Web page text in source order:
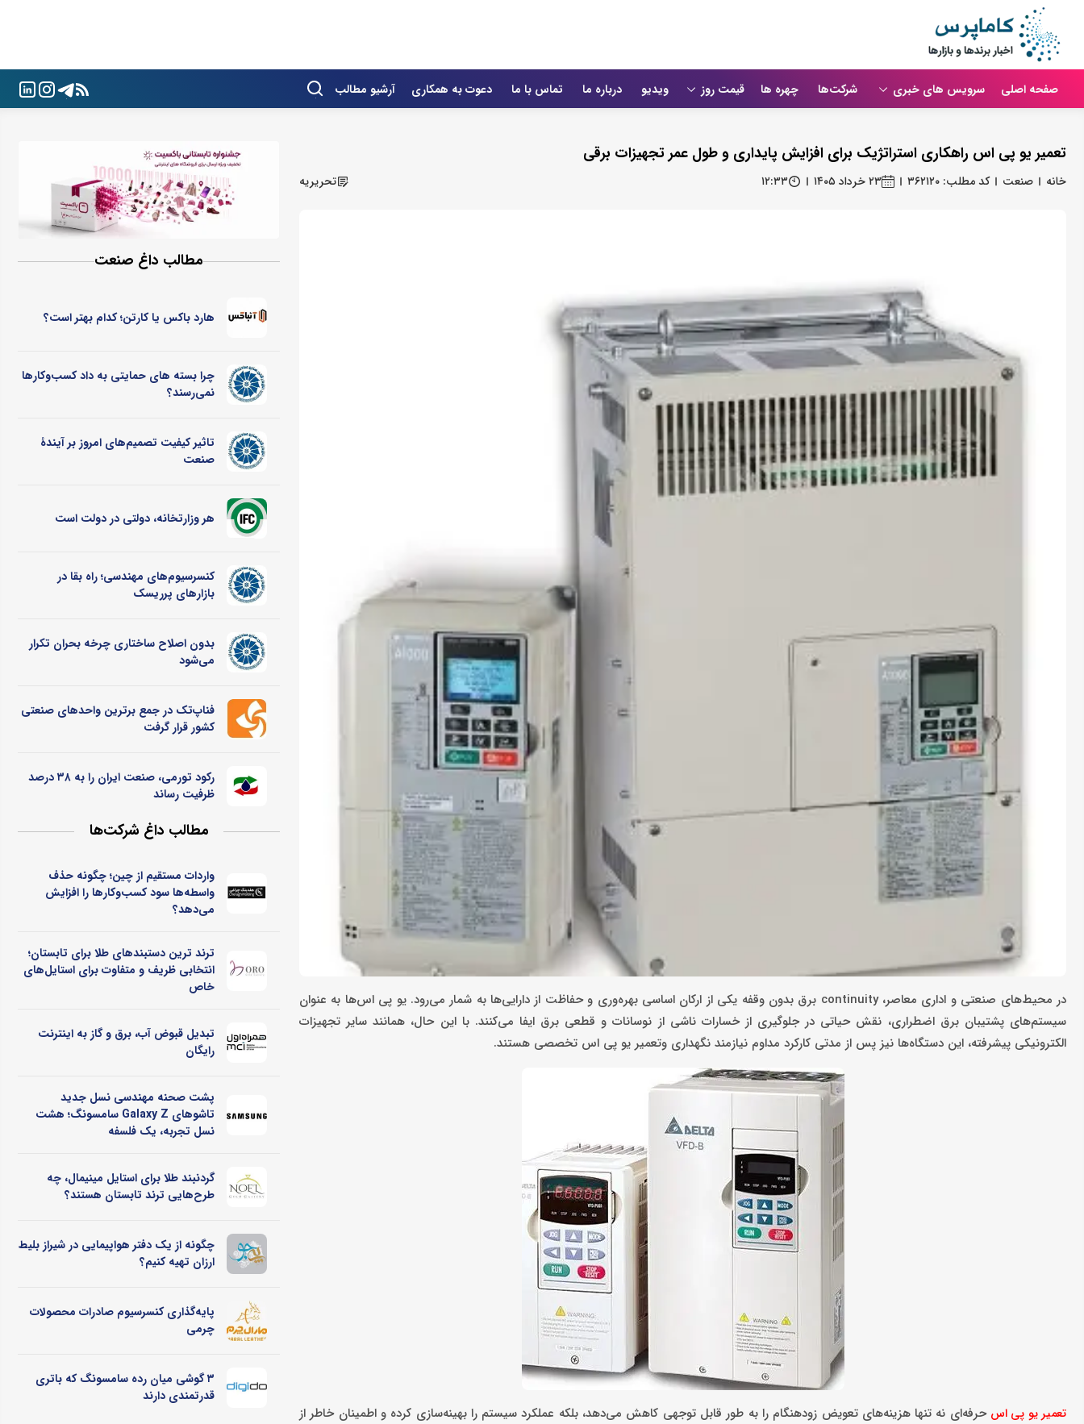
صفحه اصلی سرویس های خبری شرکت‌ها چهره ها قیمت روز ویدیو درباره ما تماس با ما دعوت به همکاری آرشیو مطالب
تعمیر یو پی اس راهکاری استراتژیک برای افزایش پایداری و طول عمر تجهیزات برقی
خانه صنعت کد مطلب: ۳۶۲۱۲۰ ۲۳ خرداد ۱۴۰۵ ۱۲:۳۳ تحریریه
در محیط‌های صنعتی و اداری معاصر، continuity برق بدون وقفه یکی از ارکان اساسی بهره‌وری و حفاظت از دارایی‌ها به شمار می‌رود. یو پی اس‌ها به عنوان
سیستم‌های پشتیبان برق اضطراری، نقش حیاتی در جلوگیری از خسارات ناشی از نوسانات و قطعی برق ایفا می‌کنند. با این حال، همانند سایر تجهیزات
الکترونیکی پیشرفته، این دستگاه‌ها نیز پس از مدتی کارکرد مداوم نیازمند نگهداری وتعمیر یو پی اس تخصصی هستند.
تعمیر یو پی اس حرفه‌ای نه تنها هزینه‌های تعویض زودهنگام را به طور قابل توجهی کاهش می‌دهد، بلکه عملکرد سیستم را بهینه‌سازی کرده و اطمینان خاطر از
مطالب داغ صنعت
هارد باکس یا کارتن؛ کدام بهتر است؟
چرا بسته های حمایتی به داد کسب‌وکارها
نمی‌رسند؟
تاثیر کیفیت تصمیم‌های امروز بر آیندۀ
صنعت
هر وزارتخانه، دولتی در دولت است
کنسرسیوم‌های مهندسی؛ راه بقا در
بازارهای پرریسک
بدون اصلاح ساختاری چرخه بحران تکرار
می‌شود
فناپ‌تک در جمع برترین واحدهای صنعتی
کشور قرار گرفت
رکود تورمی، صنعت ایران را به ۳۸ درصد
ظرفیت رساند
مطالب داغ شرکت‌ها
واردات مستقیم از چین؛ چگونه حذف
واسطه‌ها سود کسب‌وکارها را افزایش
می‌دهد؟
ترند ترین دستبندهای طلا برای تابستان؛
انتخابی ظریف و متفاوت برای استایل‌های
خاص
تبدیل قبوض آب، برق و گاز به اینترنت
رایگان
پشت صحنه مهندسی نسل جدید
تاشوهای Galaxy Z سامسونگ؛ هشت
نسل تجربه، یک فلسفه
گردنبند طلا برای استایل مینیمال، چه
طرح‌هایی ترند تابستان هستند؟
چگونه از یک دفتر هواپیمایی در شیراز بلیط
ارزان تهیه کنیم؟
پایه‌گذاری کنسرسیوم صادرات محصولات
چرمی
۳ گوشی میان رده سامسونگ که باتری
قدرتمندی دارند